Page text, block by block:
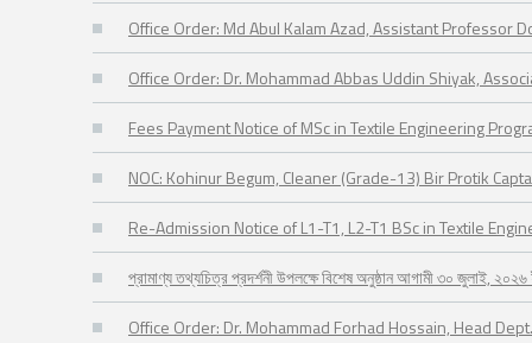
Office Order: Md Abul Kalam Azad, Assistant Professor
Office Order: Dr. Mohammad Abbas Uddin Shiyak,
Fees Payment Notice of MSc in Textile Engineering
NOC: Kohinur Begum, Cleaner (Grade-13) Bir Protik
Re-Admission Notice of L1-T1, L2-T1 BSc in Textile
প্রামাণ্য তথ্যচিত্র প্রদর্শনী উপলক্ষে বিশেষ অনুষ্ঠান আগামী ৩০ জুলাই,
Office Order: Dr. Mohammad Forhad Hossain, Head